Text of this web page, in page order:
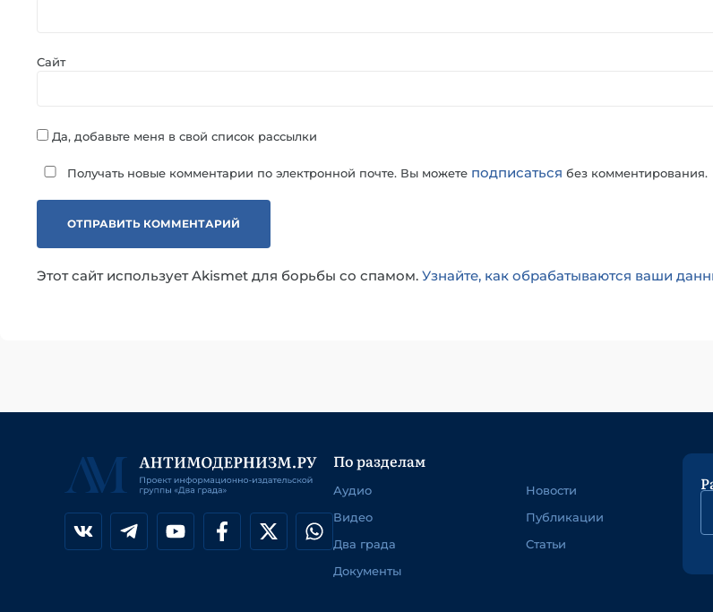
Сайт
Да, добавьте меня в свой список рассылки
Получать новые комментарии по электронной почте. Вы можете подписаться без комментирования.
Этот сайт использует Akismet для борьбы со спамом. Узнайте, как обрабатываются ваши
По разделам
Аудио
Видео
Два града
Документы
Новости
Публикации
Статьи